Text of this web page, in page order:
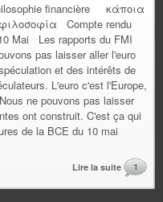
financière κάποια
φιλοσοφία Compte rendu
Mai Les rapports du FMI
pas laisser aller l'euro
et des intérêts de
L'euro c'est l'Europe,
ne pouvons pas laisser
ont construit. C'est ça qui
de la BCE du 10 mai
Lire la suite 1